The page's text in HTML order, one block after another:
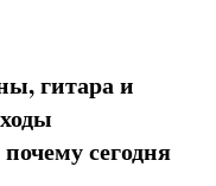
гитара и
сегодня